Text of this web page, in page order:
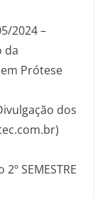
2024 –
da
Prótese
dos
SEMESTRE